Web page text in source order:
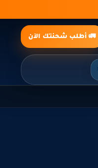
🚛 أطلب شحنتك الآن